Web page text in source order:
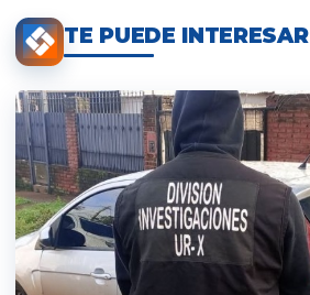
TE PUEDE INTERESAR